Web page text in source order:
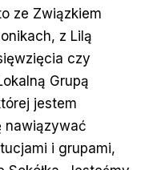
ze Związkiem
z Lilą
czy
Grupą
jestem
nawiązywać
i grupami,